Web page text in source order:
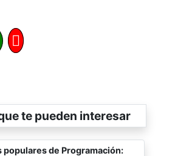
te pueden interesar
populares de Programación: